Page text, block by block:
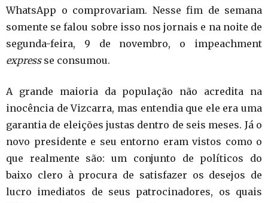
WhatsApp o comprovariam. Nesse fim de semana
somente se falou sobre isso nos jornais e na noite de
segunda-feira, 9 de novembro, o impeachment
expressse consumou.
A grande maioria da população não acredita na
inocência de Vizcarra, mas entendia que ele era uma
garantia de eleições justas dentro de seis meses. Já o
novo presidente e seu entorno eram vistos como o
que realmente são: um conjunto de políticos do
baixo clero à procura de satisfazer os desejos de
lucro imediatos de seus patrocinadores, os quais